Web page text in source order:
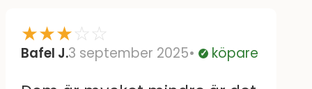
★★★☆☆
Bafel J.3 september 2025 Verifierad
köpare